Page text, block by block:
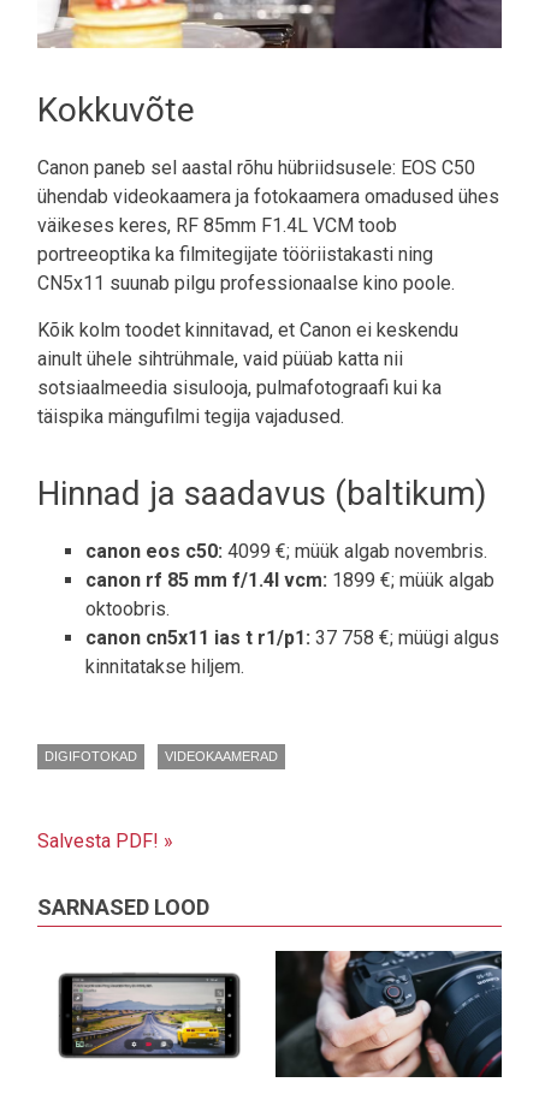
Kokkuvõte
Canon paneb sel aastal rõhu hübriidsusele: EOS C50
ühendab videokaamera ja fotokaamera omadused ühes
väikeses keres, RF 85mm F1.4L VCM toob
portreeoptika ka filmitegijate tööriistakasti ning
CN5x11 suunab pilgu professionaalse kino poole.
Kõik kolm toodet kinnitavad, et Canon ei keskendu
ainult ühele sihtrühmale, vaid püüab katta nii
sotsiaalmeedia sisulooja, pulmafotograafi kui ka
täispika mängufilmi tegija vajadused.
Hinnad ja saadavus (baltikum)
canon eos c50: 4099 €; müük algab novembris.
canon rf 85 mm f/1.4l vcm: 1899 €; müük algab
oktoobris.
canon cn5x11 ias t r1/p1: 37 758 €; müügi algus
kinnitatakse hiljem.
DIGIFOTOKAD VIDEOKAAMERAD
Salvesta PDF! »
SARNASED LOOD